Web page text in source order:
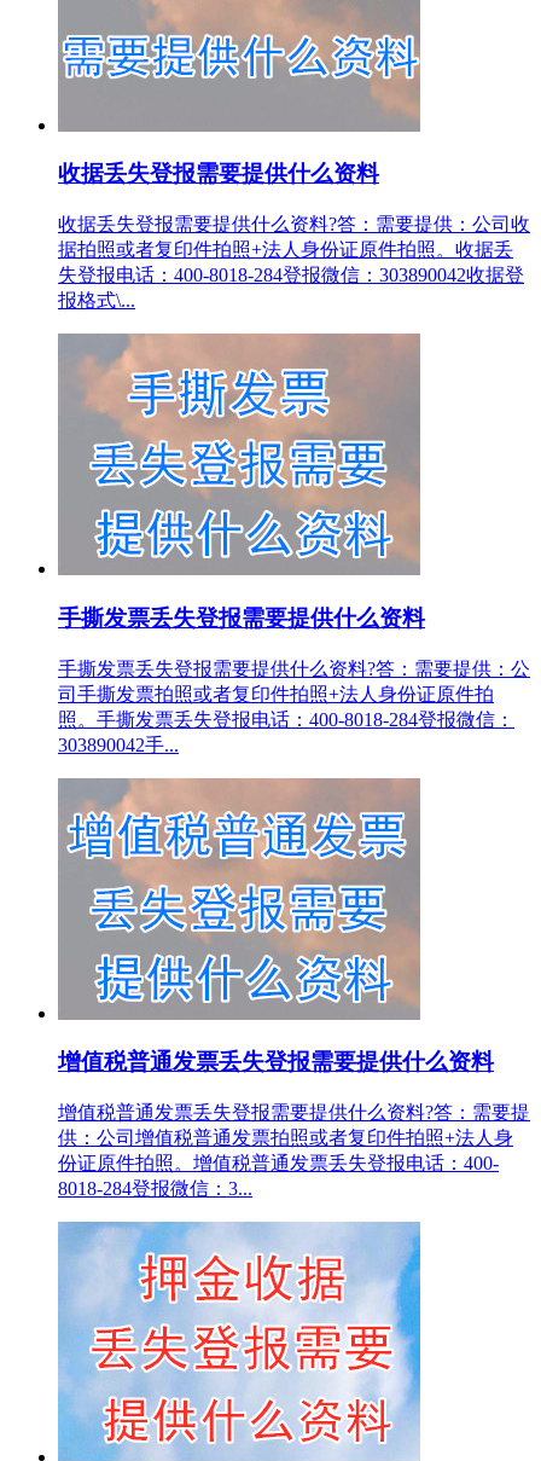
收据丢失登报需要提供什么资料
收据丢失登报需要提供什么资料?答：需要提供：公司收
据拍照或者复印件拍照+法人身份证原件拍照。收据丢
失登报电话：400-8018-284登报微信：303890042收据登
报格式\...
手撕发票丢失登报需要提供什么资料
手撕发票丢失登报需要提供什么资料?答：需要提供：公
司手撕发票拍照或者复印件拍照+法人身份证原件拍
照。手撕发票丢失登报电话：400-8018-284登报微信：
303890042手...
增值税普通发票丢失登报需要提供什么资料
增值税普通发票丢失登报需要提供什么资料?答：需要提
供：公司增值税普通发票拍照或者复印件拍照+法人身
份证原件拍照。增值税普通发票丢失登报电话：400-
8018-284登报微信：3...